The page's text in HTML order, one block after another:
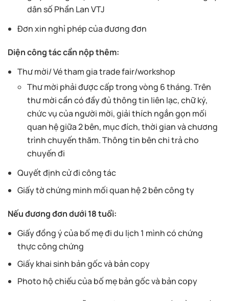
dân số Phần Lan VTJ
Đơn xin nghỉ phép của đương đơn
Diện công tác cần nộp thêm:
Thư mời/ Vé tham gia trade fair/workshop
Thư mời phải được cấp trong vòng 6 tháng. Trên
thư mời cần có đầy đủ thông tin liên lạc, chữ ký,
chức vụ của người mời, giải thích ngắn gọn mối
quan hệ giữa 2 bên, mục đích, thời gian và chương
trình chuyến thăm. Thông tin bên chi trả cho
chuyến đi
Quyết định cử đi công tác
Giấy tờ chứng minh mối quan hệ 2 bên công ty
Nếu đương đơn dưới 18 tuổi:
Giấy đồng ý của bố mẹ đi du lịch 1 mình có chứng
thực công chứng
Giấy khai sinh bản gốc và bản copy
Photo hộ chiếu của bố mẹ bản gốc và bản copy